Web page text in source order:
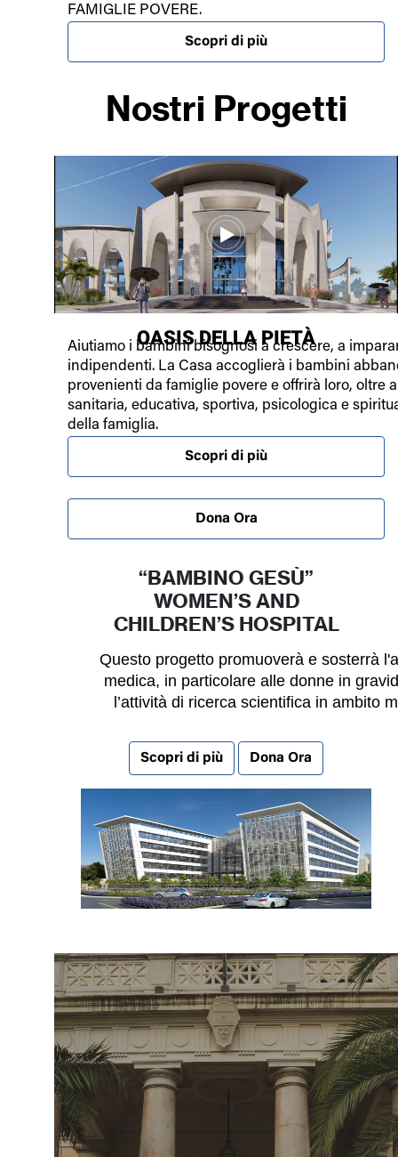
FAMIGLIE POVERE.
Scopri di più
Nostri Progetti
OASIS DELLA PIETÀ
Aiutiamo i bambini bisognosi a crescere, a
indipendenti. La Casa accoglierà i bambini
provenienti da famiglie povere e offrirà loro, oltre
sanitaria, educativa, sportiva, psicologica e
della famiglia.
Scopri di più
Dona Ora
“BAMBINO GESÙ”
WOMEN’S AND
CHILDREN’S HOSPITAL
Questo progetto promuoverà e sosterrà
medica, in particolare alle donne in
l’attività di ricerca scientifica in ambito
Scopri di più Dona Ora